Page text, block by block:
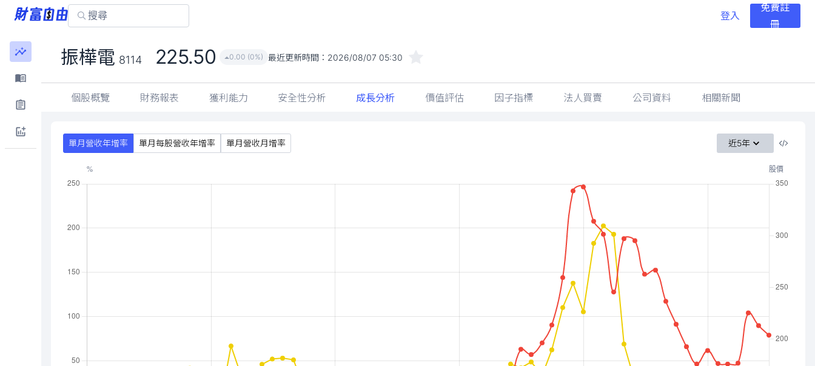
登入
免費註
冊
振樺電 8114 225.50 0.00 (0%) 最近更新時間： 2026/08/07 05:30
個股概覽 財務報表 獲利能力 安全性分析 成長分析 價值評估 因子指標 法人買賣 公司資料 相關新聞
單月營收年增率 單月每股營收年增率 單月營收月增率 近5年